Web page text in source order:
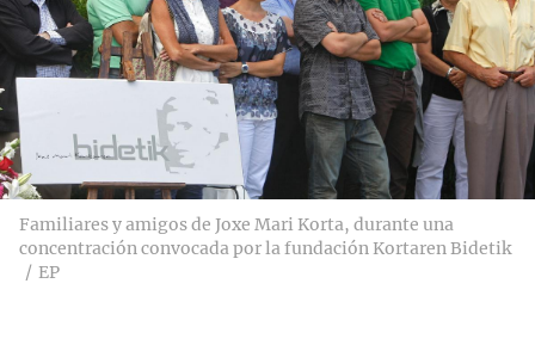
Familiares y amigos de Joxe Mari Korta, durante una
concentración convocada por la fundación Kortaren Bidetik
EP